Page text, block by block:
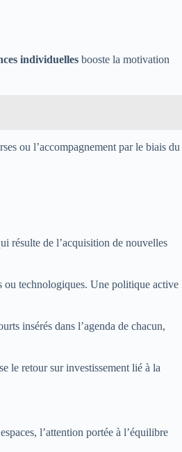
individuelles booste la motivation
ou l’accompagnement par le biais du
résulte de l’acquisition de nouvelles
ou technologiques. Une politique active
insérés dans l’agenda de chacun,
le retour sur investissement lié à la
l’attention portée à l’équilibre